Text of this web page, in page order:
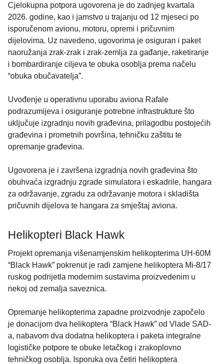
Cjelokupna potpora ugovorena je do zadnjeg kvartala
2026. godine, kao i jamstvo u trajanju od 12 mjeseci po
isporučenom avionu, motoru, opremi i pričuvnim
dijelovima. Uz navedeno, ugovorima je osiguran i paket
naoružanja zrak-zrak i zrak-zemlja za gađanje, raketiranje
i bombardiranje ciljeva te obuka osoblja prema načelu
“obuka obučavatelja”.
Uvođenje u operativnu uporabu aviona Rafale
podrazumijeva i osiguranje potrebne infrastrukture što
uključuje izgradnju novih građevina, prilagodbu postojećih
građevina i prometnih površina, tehničku zaštitu te
opremanje građevina.
Ugovorena je i završena izgradnja novih građevina što
obuhvaća izgradnju zgrade simulatora i eskadrile, hangara
za održavanje, zgradu za održavanje motora i skladišta
pričuvnih dijelova te hangara za smještaj aviona.
Helikopteri Black Hawk
Projekt opremanja višenamjenskim helikopterima UH-60M
“Black Hawk” pokrenut je radi zamjene helikoptera Mi-8/17
ruskog podrijetla modernim sustavima proizvedenim u
nekoj od zemalja saveznica.
Opremanje helikopterima zapadne proizvodnje započelo
je donacijom dva helikoptera “Black Hawk” od Vlade SAD-
a, nabavom dva dodatna helikoptera i paketa integralne
logističke potpore te obuke letačkog i zrakoplovno
tehničkog osoblja. Isporuka ova četiri helikoptera